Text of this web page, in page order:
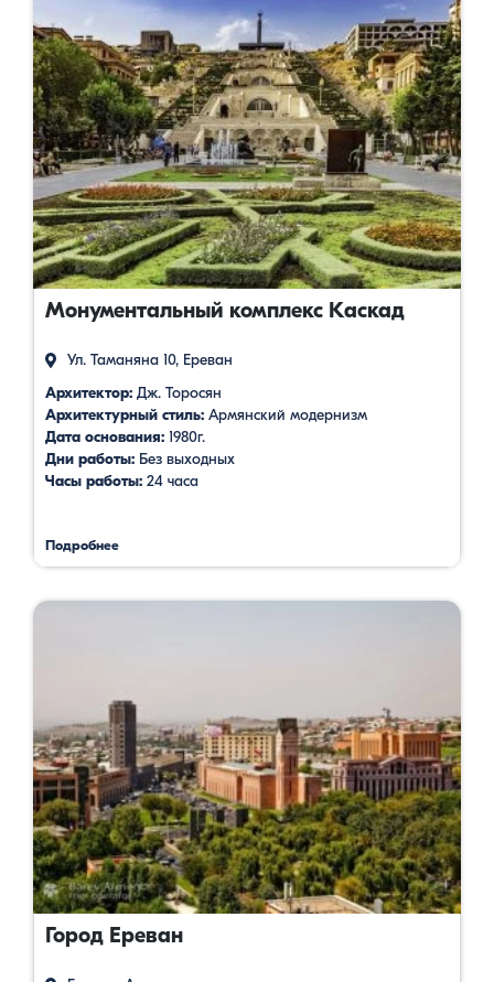
Монументальный комплекс Каскад
Ул. Таманяна 10, Ереван
Архитектор: Дж. Торосян
Архитектурный стиль: Армянский модернизм
Дата основания: 1980г.
Дни работы: Без выходных
Часы работы: 24 часа
Подробнее
Город Ереван